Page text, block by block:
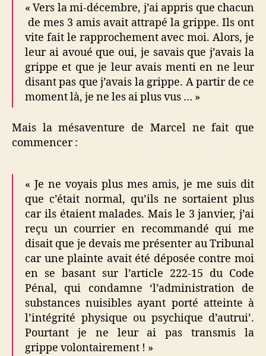
« Vers la mi-décembre, j’ai appris que chacun
de mes 3 amis avait attrapé la grippe. Ils ont
vite fait le rapprochement avec moi. Alors, je
leur ai avoué que oui, je savais que j’avais la
grippe et que je leur avais menti en ne leur
disant pas que j’avais la grippe. A partir de ce
moment là, je ne les ai plus vus … »
Mais la mésaventure de Marcel ne fait que
commencer :
« Je ne voyais plus mes amis, je me suis dit
que c’était normal, qu’ils ne sortaient plus
car ils étaient malades. Mais le 3 janvier, j’ai
reçu un courrier en recommandé qui me
disait que je devais me présenter au Tribunal
car une plainte avait été déposée contre moi
en se basant sur l’article 222-15 du Code
Pénal, qui condamne ‘l’administration de
substances nuisibles ayant porté atteinte à
l’intégrité physique ou psychique d’autrui’.
Pourtant je ne leur ai pas transmis la
grippe volontairement ! »